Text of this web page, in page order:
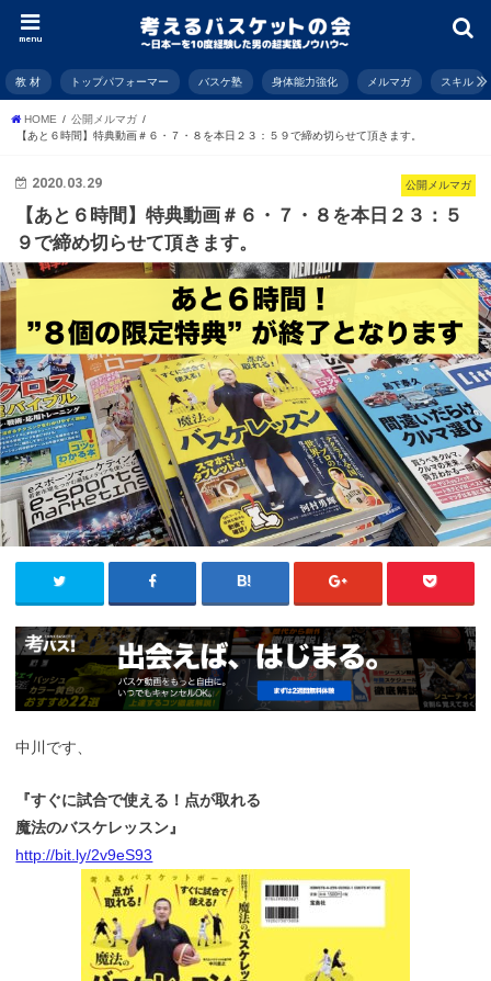
menu
教 材 トップパフォーマー バスケ塾 身体能力強化 メルマガ スキル
HOME
公開メルマガ
【あと６時間】特典動画＃６・７・８を本日２３：５９で締め切らせて頂きます。
公開メルマガ
2020.03.29
【あと６時間】特典動画＃６・７・８を本日２３：５
９で締め切らせて頂きます。
中川です、
『すぐに試合で使える！点が取れる
魔法のバスケレッスン』
http://bit.ly/2v9eS93